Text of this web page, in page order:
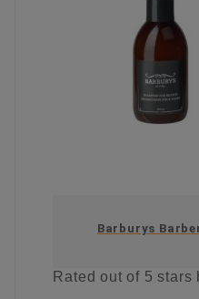
Barburys
Ratedout of 5 stars